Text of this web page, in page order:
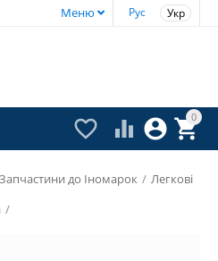
Рус Укр
Меню
0


 
Запчастини до Іномарок / Легкові
/